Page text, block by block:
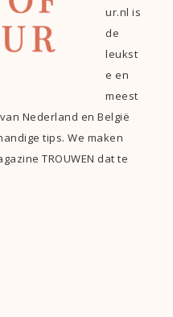
ur.nl is
de
leukst
e en
meest
Nederland en België
tips. We maken
TROUWEN dat te